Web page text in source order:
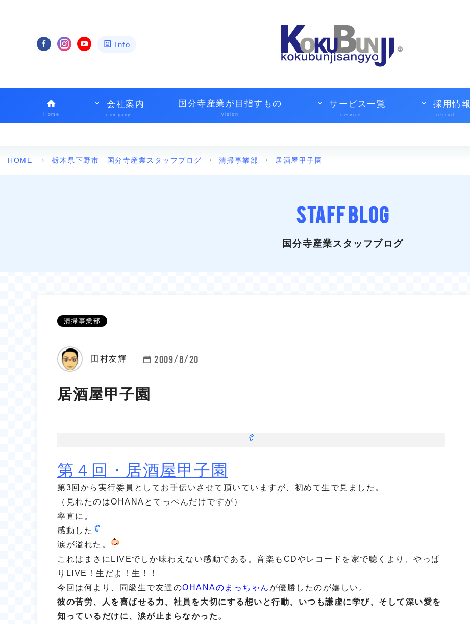
Info
Home
会社案内
company
国分寺産業が目指すもの
vision
サービス一覧
service
採用情報
recruit
HOME 栃木県下野市 国分寺産業スタッフブログ 清掃事業部 居酒屋甲子園
STAFF BLOG
国分寺産業スタッフブログ
清掃事業部
田村友輝 2009/8/20
居酒屋甲子園
第４回・居酒屋甲子園
第3回から実行委員としてお手伝いさせて頂いていますが、初めて生で見ました。
（見れたのはOHANAとてっぺんだけですが）
率直に。
感動した
涙が溢れた。
これはまさにLIVEでしか味わえない感動である。音楽もCDやレコードを家で聴くより、やっぱ
りLIVE！生だよ！生！！
今回は何より、同級生で友達のOHANAのまっちゃん が優勝したのが嬉しい。
彼の苦労、人を喜ばせる力、社員を大切にする想いと行動、いつも謙虚に学び、そして深い愛を
知っているだけに、涙が止まらなかった。